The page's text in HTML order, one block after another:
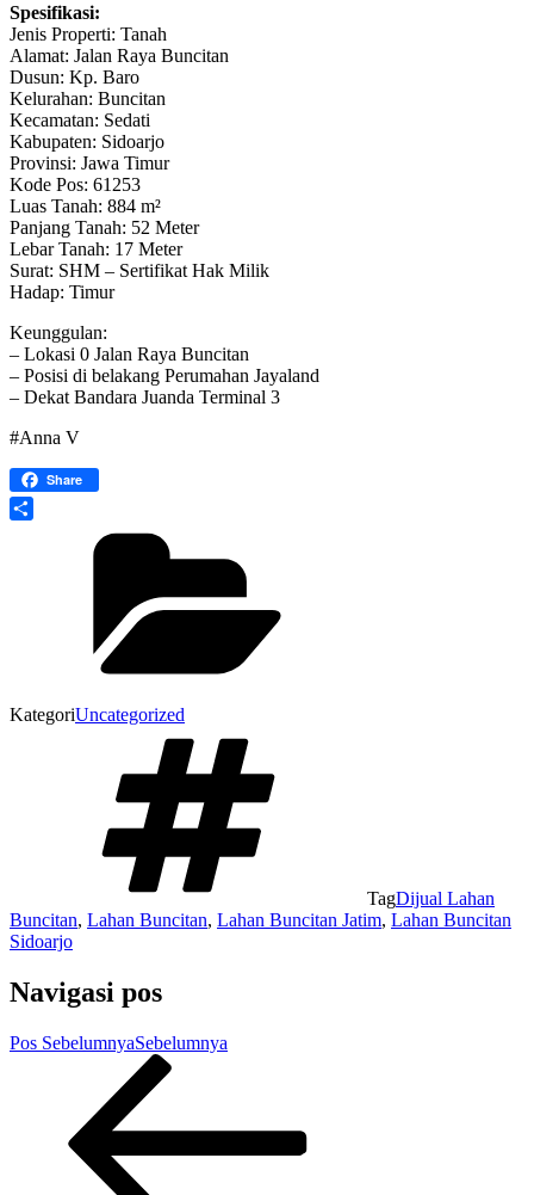
Spesifikasi:
Jenis Properti: Tanah
Alamat: Jalan Raya Buncitan
Dusun: Kp. Baro
Kelurahan: Buncitan
Kecamatan: Sedati
Kabupaten: Sidoarjo
Provinsi: Jawa Timur
Kode Pos: 61253
Luas Tanah: 884 m²
Panjang Tanah: 52 Meter
Lebar Tanah: 17 Meter
Surat: SHM – Sertifikat Hak Milik
Hadap: Timur
Keunggulan:
– Lokasi 0 Jalan Raya Buncitan
– Posisi di belakang Perumahan Jayaland
– Dekat Bandara Juanda Terminal 3
#Anna V
Share
KategoriUncategorized
TagDijual Lahan
Buncitan, Lahan Buncitan, Lahan Buncitan Jatim, Lahan Buncitan
Sidoarjo
Navigasi pos
Pos SebelumnyaSebelumnya